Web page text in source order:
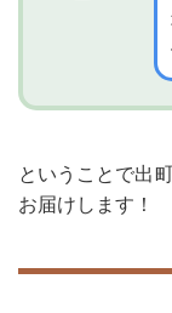
ということで出
お届けします！